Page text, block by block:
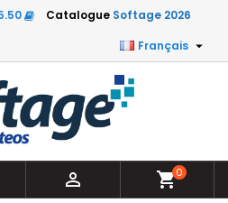
Catalogue Softage 2026
Français 
 shopping_cart0